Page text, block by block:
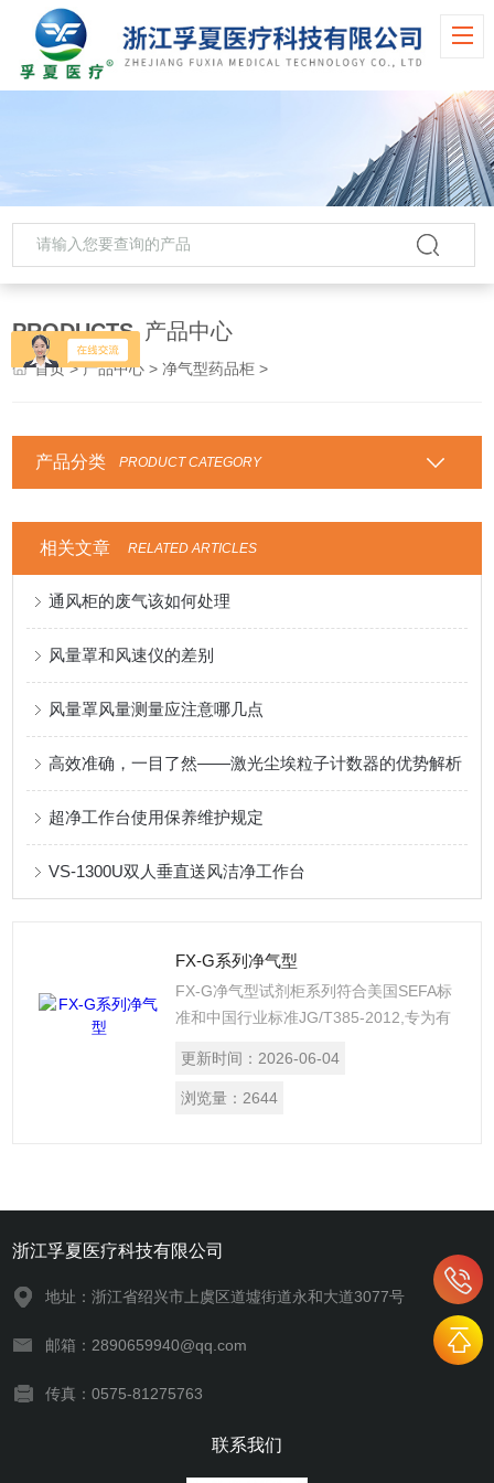
PRODUCTS 产品中心
首页>产品中心 >净气型药品柜 >
产品分类 PRODUCT CATEGORY
相关文章 RELATED ARTICLES
通风柜的废气该如何处理
风量罩和风速仪的差别
风量罩风量测量应注意哪几点
高效准确，一目了然——激光尘埃粒子计数器的优势解析
超净工作台使用保养维护规定
VS-1300U双人垂直送风洁净工作台
FX-G系列净气型
FX-G净气型试剂柜系列符合美国SEFA标
准和中国行业标准JG/T385-2012,专为有
域,可存储大多数实验室使用的化学品,净
化柜内有毒气体,24小时净化实验室空气,
更新时间： 2026-06-04
浏览量： 2644
浙江孚夏医疗科技有限公司
地址：浙江省绍兴市上虞区道墟街道永和大道3077号
邮箱：2890659940@qq.com
传真：0575-81275763
联系我们